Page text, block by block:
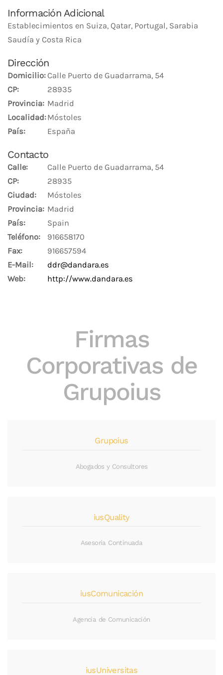
Información Adicional
Establecimientos en Suiza, Qatar, Portugal, Sarabia
Saudía y Costa Rica
Dirección
Domicilio: Calle Puerto de Guadarrama, 54
CP:
28935
Provincia: Madrid
Localidad:Móstoles
País:
España
Contacto
Calle:
Calle Puerto de Guadarrama, 54
CP:
28935
Ciudad:
Móstoles
Provincia: Madrid
País:
Spain
Teléfono:
916658170
Fax:
916657594
E-Mail:
ddr@dandara.es
Web:
http://www.dandara.es
Firmas
Corporativas de
Grupoius
Grupoius
Abogados y Consultores
iusQuality
Asesoría Continuada
iusComunicación
Agencia de Comunicación
iusUniversitas